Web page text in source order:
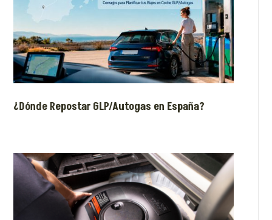
¿Dónde Repostar GLP/Autogas en España?